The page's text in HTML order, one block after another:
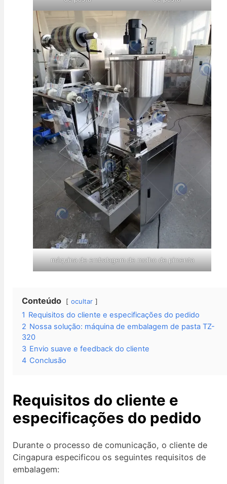
máquina de embalagem de molho de pimenta
Conteúdo ocultar
1 Requisitos do cliente e especificações do pedido
2 Nossa solução: máquina de embalagem de pasta TZ-
320
3 Envio suave e feedback do cliente
4 Conclusão
Requisitos do cliente e
especificações do pedido
Durante o processo de comunicação, o cliente de
Cingapura especificou os seguintes requisitos de
embalagem: